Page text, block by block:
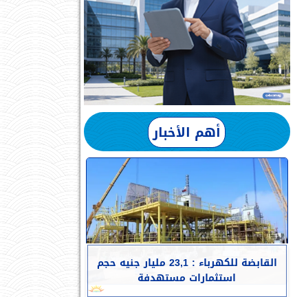
أهم الأخبار
القابضة للكهرباء : 23,1 مليار جنيه حجم
استثمارات مستهدفة